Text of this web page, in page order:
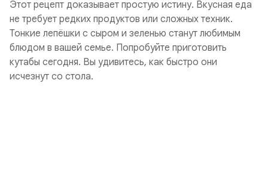
Этот рецепт доказывает простую истину. Вкусная еда
не требует редких продуктов или сложных техник.
Тонкие лепёшки с сыром и зеленью станут любимым
блюдом в вашей семье. Попробуйте приготовить
кутабы сегодня. Вы удивитесь, как быстро они
исчезнут со стола.